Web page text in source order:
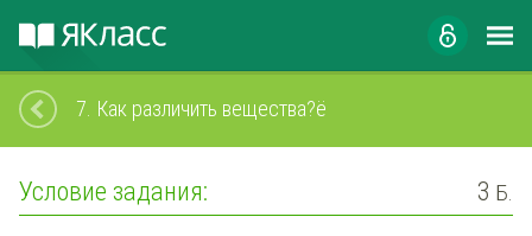
7. Как различить вещества?ё
Условие задания: 3 Б.